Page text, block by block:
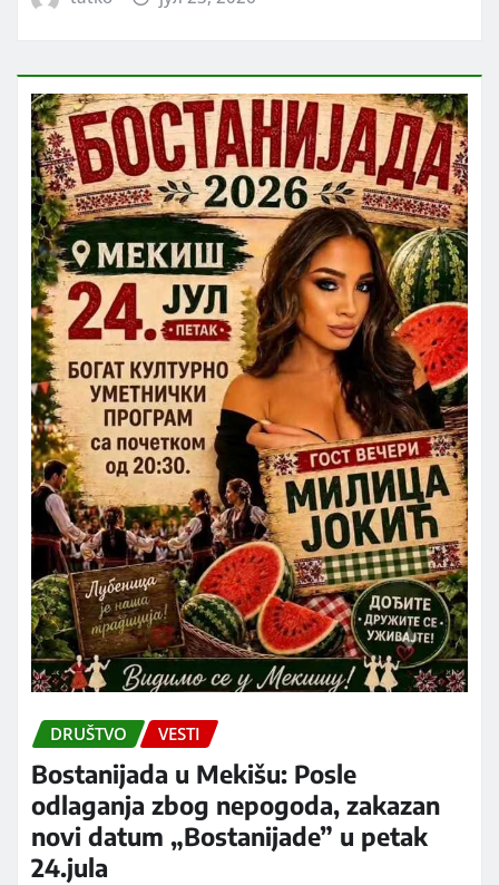
DRUŠTVO VESTI
Bostanijada u Mekišu: Posle
odlaganja zbog nepogoda, zakazan
novi datum „Bostanijade” u petak
24.jula